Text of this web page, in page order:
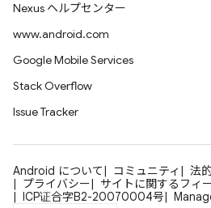
Nexus ヘルプセンター
www.android.com
Google Mobile Services
Stack Overflow
Issue Tracker
Android について コミュニティ 法
プライバシー
サイトに関するフィ
ICP证合字B2-20070004号